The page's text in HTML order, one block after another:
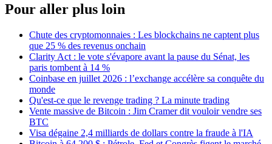
Pour aller plus loin
Chute des cryptomonnaies : Les blockchains ne captent plus
que 25 % des revenus onchain
Clarity Act : le vote s'évapore avant la pause du Sénat, les
paris tombent à 14 %
Coinbase en juillet 2026 : l’exchange accélère sa conquête du
monde
Qu'est-ce que le revenge trading ? La minute trading
Vente massive de Bitcoin : Jim Cramer dit vouloir vendre ses
BTC
Visa dégaine 2,4 milliards de dollars contre la fraude à l'IA